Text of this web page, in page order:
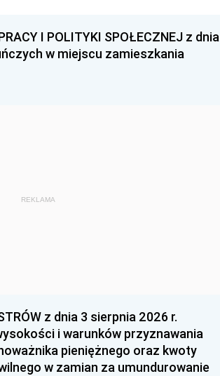
I POLITYKI SPOŁECZNEJ z dnia
w miejscu zamieszkania
REKLAMA
z dnia 3 sierpnia 2026 r.
i warunków przyznawania
pieniężnego oraz kwoty
w zamian za umundurowanie